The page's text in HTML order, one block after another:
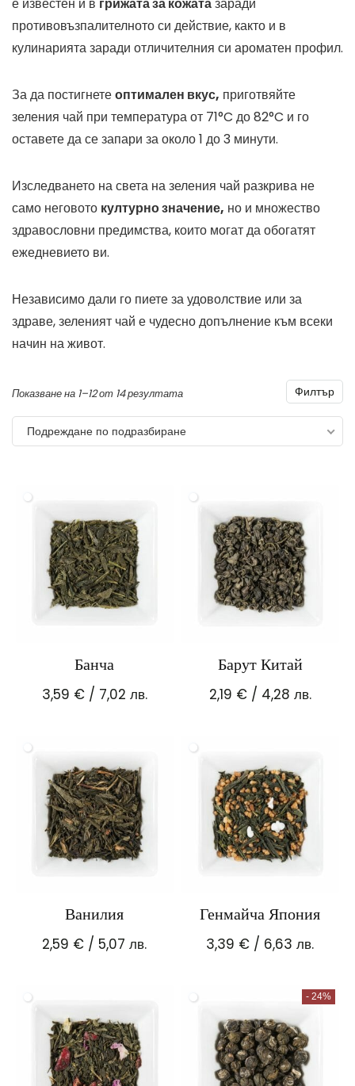
противовъзпалителното си действие, както и в
кулинарията заради отличителния си ароматен профил.
За да постигнетеоптимален вкус, приготвяйте
зеления чай при температура от 71°C до 82°C и го
оставете да се запари за около 1 до 3 минути.
Изследването на света на зеления чай разкрива не
само неговото културно значение, но и множество
здравословни предимства, които могат да обогатят
ежедневието ви.
Независимо дали го пиете за удоволствие или за
здраве, зеленият чай е чудесно допълнение към всеки
начин на живот.
Филтър
Показване на 1–12 от 14 резултата
Подреждане по подразбиране
Банча
3,59 €/ 7,02 лв.
Барут Китай
2,19 €/ 4,28 лв.
Ванилия
2,59 € / 5,07 лв.
Генмайча Япония
3,39 € / 6,63 лв.
- 24%